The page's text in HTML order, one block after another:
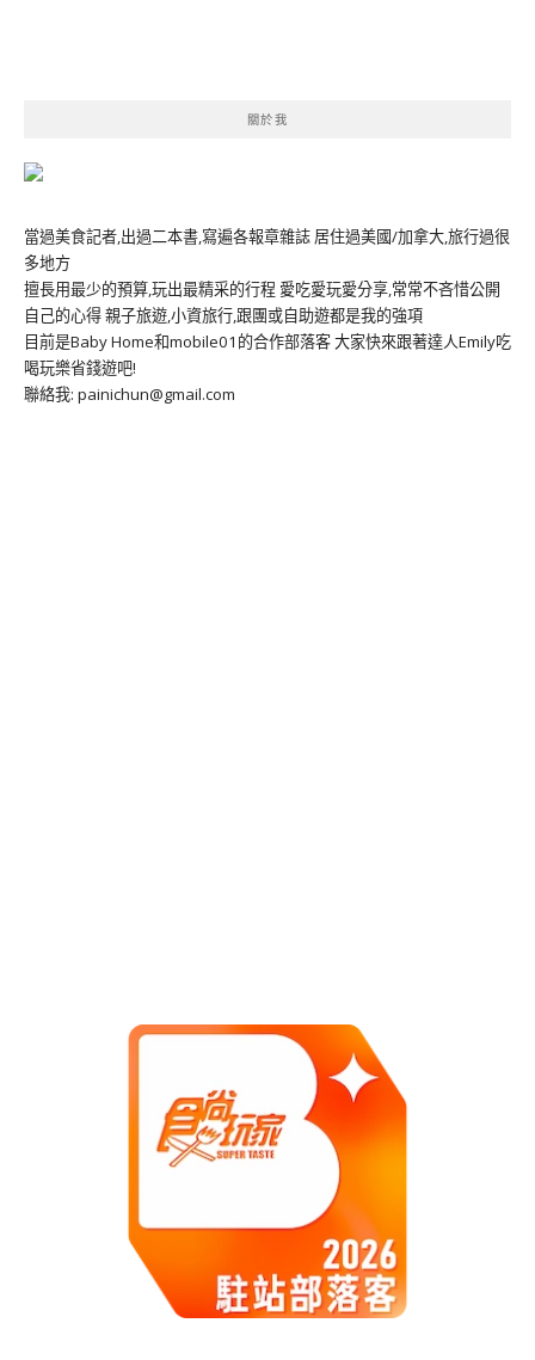
關於我
當過美食記者,出過二本書,寫遍各報章雜誌 居住過美國/加拿大,旅行過很
多地方
擅長用最少的預算,玩出最精采的行程 愛吃愛玩愛分享,常常不吝惜公開
自己的心得 親子旅遊,小資旅行,跟團或自助遊都是我的強項
目前是Baby Home和mobile01的合作部落客 大家快來跟著達人Emily吃
喝玩樂省錢遊吧!
聯絡我: painichun@gmail.com